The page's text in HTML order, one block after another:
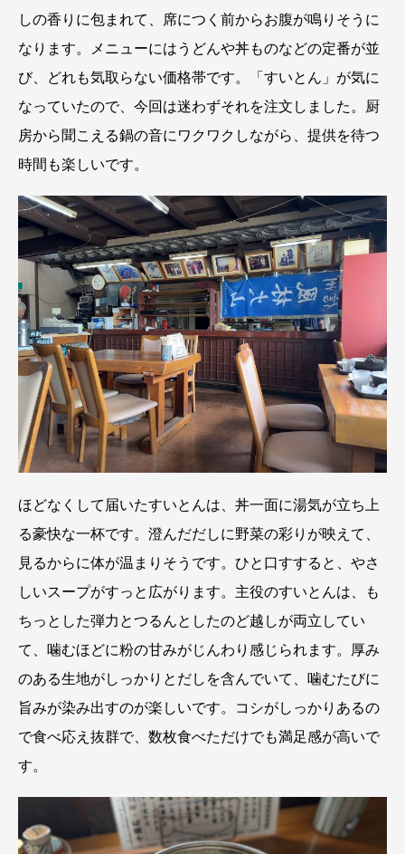
しの香りに包まれて、席につく前からお腹が鳴りそうに
なります。メニューにはうどんや丼ものなどの定番が並
び、どれも気取らない価格帯です。「すいとん」が気に
なっていたので、今回は迷わずそれを注文しました。厨
房から聞こえる鍋の音にワクワクしながら、提供を待つ
時間も楽しいです。
ほどなくして届いたすいとんは、丼一面に湯気が立ち上
る豪快な一杯です。澄んだだしに野菜の彩りが映えて、
見るからに体が温まりそうです。ひと口すすると、やさ
しいスープがすっと広がります。主役のすいとんは、も
ちっとした弾力とつるんとしたのど越しが両立してい
て、噛むほどに粉の甘みがじんわり感じられます。厚み
のある生地がしっかりとだしを含んでいて、噛むたびに
旨みが染み出すのが楽しいです。コシがしっかりあるの
で食べ応え抜群で、数枚食べただけでも満足感が高いで
す。